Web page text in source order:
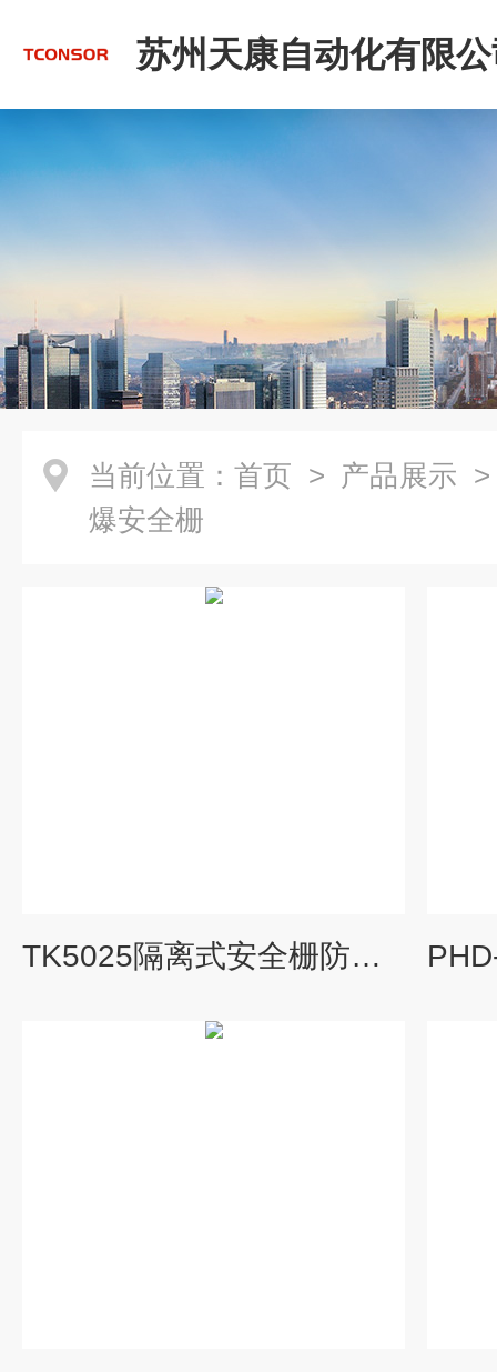
苏州天康自动化有限
当前位置： 首页 > 产品展示
爆安全栅
TK5025隔离式安全栅防爆信号模拟量分配转换模块